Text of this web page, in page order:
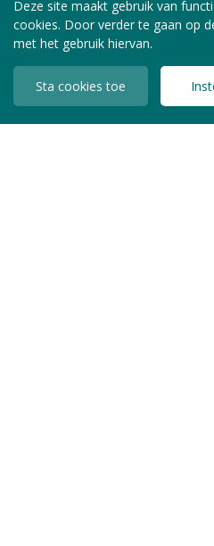
Deze site maakt gebruik van
cookies. Door verder te gaan op
met het gebruik hiervan.
Sta cookies toe